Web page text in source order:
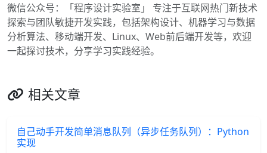
微信公众号：「程序设计实验室」 专注于互联网热门新技术
探索与团队敏捷开发实践，包括架构设计、机器学习与数据
分析算法、移动端开发、Linux、Web前后端开发等，欢迎
一起探讨技术，分享学习实践经验。
相关文章
自己动手开发简单消息队列（异步任务队列）：Python
实现